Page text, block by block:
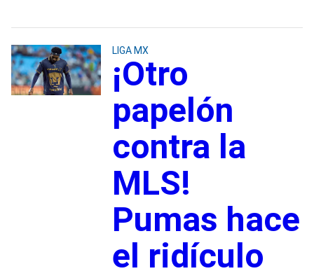
LIGA MX
¡Otro
papelón
contra la
MLS!
Pumas hace
el ridículo